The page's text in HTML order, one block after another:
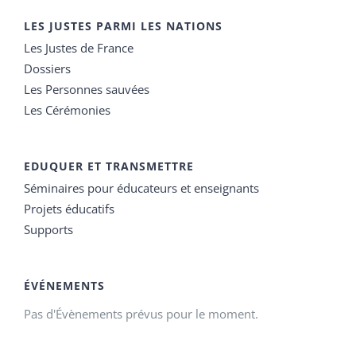
LES JUSTES PARMI LES NATIONS
Les Justes de France
Dossiers
Les Personnes sauvées
Les Cérémonies
EDUQUER ET TRANSMETTRE
Séminaires pour éducateurs et enseignants
Projets éducatifs
Supports
ÉVÉNEMENTS
Pas d'Évènements prévus pour le moment.